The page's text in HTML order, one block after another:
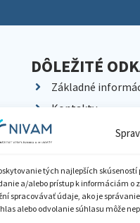
tých najlepších
a/alebo prístup k informáciám o
spracovávať údaje, ako je
alebo odvolanie súhlasu môže
DÔLEŽITÉ
Základné
Kontakty
Kariéra
Pracoviská NIVaM
Dokumenty
Knižnica